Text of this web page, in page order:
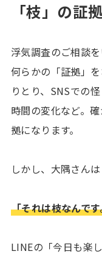
「枝」の証
浮気調査のご相談
何らかの「証拠」
りとり、SNSでの
時間の変化など。
拠になります。
しかし、大隅さんは
「それは枝なんで
LINEの「今日も楽